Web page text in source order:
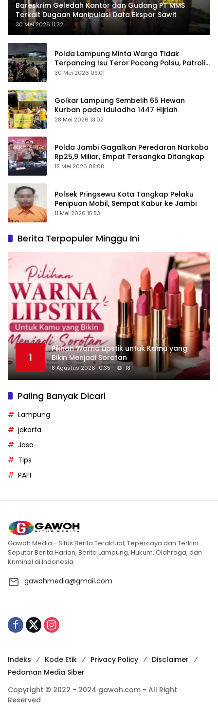
Bareskrim Geledah Kantor dan Gudang PT MMS
Terkait Dugaan Manipulasi Data Ekspor Sawit
30 Mei 2026 11:32
Polda Lampung Minta Warga Tidak
Terpancing Isu Teror Pocong Palsu, Patroli
Keamanan Ditingkatkan
30 Mei 2026 09:01
Golkar Lampung Sembelih 65 Hewan
Kurban pada Iduladha 1447 Hijriah
28 Mei 2026 13:02
Polda Jambi Gagalkan Peredaran Narkoba
Rp25,9 Miliar, Empat Tersangka Ditangkap
12 Mei 2026 08:08
Polsek Pringsewu Kota Tangkap Pelaku
Penipuan Mobil, Sempat Kabur ke Jambi
11 Mei 2026 15:53
Berita Terpopuler Minggu Ini
1
Pilihan Warna Lipstik untuk Kamu yang
Bikin Menjadi Sorotan
8 Agustus 2026 10:35 18
Paling Banyak Dicari
Lampung
jakarta
Jasa
Tips
PAFI
Gawoh Media - Situs Berita Teraktual, Tepercaya dan Terkini
Seputar Berita Harian, Berita Lampung, Hukum, Olahraga, dan
Kriminal di Indonesia
gawohmedia@gmail.com
Indeks Kode Etik Privacy Policy
Disclaimer
Pedoman Media Siber
Copyright © 2022 - 2024 gawoh.com - All Right
Reserved